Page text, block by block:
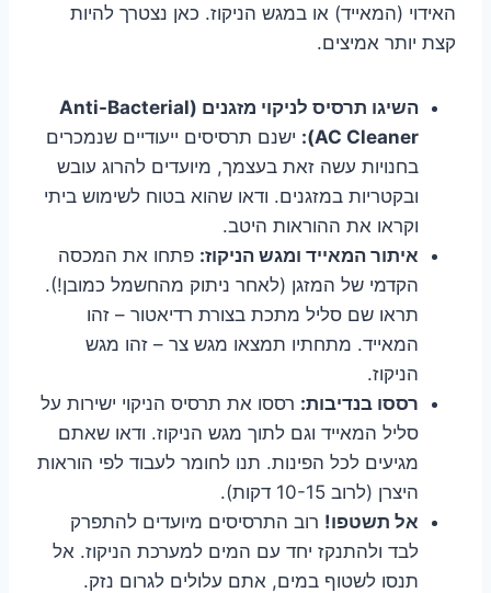
האידוי (המאייד) או במגש הניקוז. כאן נצטרך להיות
קצת יותר אמיצים.
השיגו תרסיס לניקוי מזגנים (Anti-Bacterial
AC Cleaner):
ישנם תרסיסים ייעודיים שנמכרים
בחנויות עשה זאת בעצמך, מיועדים להרוג עובש
ובקטריות במזגנים. ודאו שהוא בטוח לשימוש ביתי
וקראו את ההוראות היטב.
איתור המאייד ומגש הניקוז: פתחו את המכסה
הקדמי של המזגן (לאחר ניתוק מהחשמל כמובן!).
תראו שם סליל מתכת בצורת רדיאטור – זהו
המאייד. מתחתיו תמצאו מגש צר – זהו מגש
הניקוז.
רססו בנדיבות: רססו את תרסיס הניקוי ישירות על
סליל המאייד וגם לתוך מגש הניקוז. ודאו שאתם
מגיעים לכל הפינות. תנו לחומר לעבוד לפי הוראות
היצרן (לרוב 10-15 דקות).
אל תשטפו! רוב התרסיסים מיועדים להתפרק
לבד ולהתנקז יחד עם המים למערכת הניקוז. אל
תנסו לשטוף במים, אתם עלולים לגרום נזק.